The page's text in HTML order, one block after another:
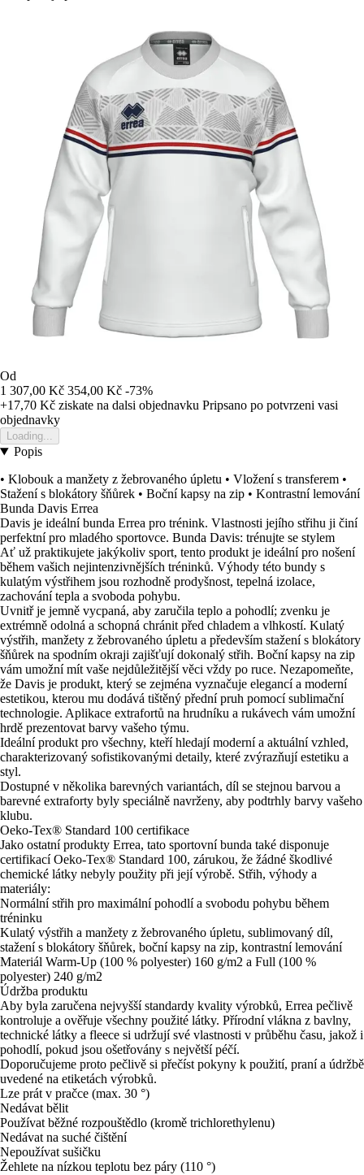
Od
1 307,00 Kč 354,00 Kč -73%
+17,70 Kč ziskate na dalsi objednavku Pripsano po potvrzeni vasi
objednavky
Loading...
Popis
• Klobouk a manžety z žebrovaného úpletu • Vložení s transferem •
Stažení s blokátory šňůrek • Boční kapsy na zip • Kontrastní lemování
Bunda Davis Errea
Davis je ideální bunda Errea pro trénink. Vlastnosti jejího střihu ji činí
perfektní pro mladého sportovce. Bunda Davis: trénujte se stylem
Ať už praktikujete jakýkoliv sport, tento produkt je ideální pro nošení
během vašich nejintenzivnějších tréninků. Výhody této bundy s
kulatým výstřihem jsou rozhodně prodyšnost, tepelná izolace,
zachování tepla a svoboda pohybu.
Uvnitř je jemně vycpaná, aby zaručila teplo a pohodlí; zvenku je
extrémně odolná a schopná chránit před chladem a vlhkostí. Kulatý
výstřih, manžety z žebrovaného úpletu a především stažení s blokátory
šňůrek na spodním okraji zajišťují dokonalý střih. Boční kapsy na zip
vám umožní mít vaše nejdůležitější věci vždy po ruce. Nezapomeňte,
že Davis je produkt, který se zejména vyznačuje elegancí a moderní
estetikou, kterou mu dodává tištěný přední pruh pomocí sublimační
technologie. Aplikace extrafortů na hrudníku a rukávech vám umožní
hrdě prezentovat barvy vašeho týmu.
Ideální produkt pro všechny, kteří hledají moderní a aktuální vzhled,
charakterizovaný sofistikovanými detaily, které zvýrazňují estetiku a
styl.
Dostupné v několika barevných variantách, díl se stejnou barvou a
barevné extraforty byly speciálně navrženy, aby podtrhly barvy vašeho
klubu.
Oeko-Tex® Standard 100 certifikace
Jako ostatní produkty Errea, tato sportovní bunda také disponuje
certifikací Oeko-Tex® Standard 100, zárukou, že žádné škodlivé
chemické látky nebyly použity při její výrobě. Střih, výhody a
materiály:
Normální střih pro maximální pohodlí a svobodu pohybu během
tréninku
Kulatý výstřih a manžety z žebrovaného úpletu, sublimovaný díl,
stažení s blokátory šňůrek, boční kapsy na zip, kontrastní lemování
Materiál Warm-Up (100 % polyester) 160 g/m2 a Full (100 %
polyester) 240 g/m2
Údržba produktu
Aby byla zaručena nejvyšší standardy kvality výrobků, Errea pečlivě
kontroluje a ověřuje všechny použité látky. Přírodní vlákna z bavlny,
technické látky a fleece si udržují své vlastnosti v průběhu času, jakož i
pohodlí, pokud jsou ošetřovány s největší péčí.
Doporučujeme proto pečlivě si přečíst pokyny k použití, praní a údržbě
uvedené na etiketách výrobků.
Lze prát v pračce (max. 30 °)
Nedávat bělit
Používat běžné rozpouštědlo (kromě trichlorethylenu)
Nedávat na suché čištění
Nepoužívat sušičku
Žehlete na nízkou teplotu bez páry (110 °)